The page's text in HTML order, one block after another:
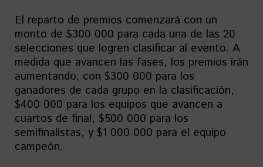
El reparto de premios comenzará con un
monto de $300 000 para cada una de las 20
selecciones que logren clasificar al evento. A
medida que avancen las fases, los premios irán
aumentando, con $300 000 para los
ganadores de cada grupo en la clasificación,
$400 000 para los equipos que avancen a
cuartos de final, $500 000 para los
semifinalistas, y $1 000 000 para el equipo
campeón.